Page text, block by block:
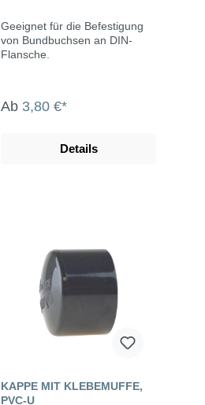
Geeignet für die Befestigung
von Bundbuchsen an DIN-
Flansche.
Ab 3,80 €*
Details
KAPPE MIT KLEBEMUFFE,
PVC-U